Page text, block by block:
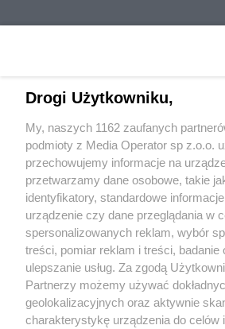
Wydawca mediówlokalnych
Nie zapomnij
zapoznać się z:
polityką prywatności regulamin
Twojemiasto
Piekary Śląskie
Chorzów
Tarnowskie Góry
Kontakt
Drogi Użytkowniku,
My, naszych 1162 zaufanych
podmioty z Media Operator sp z.o.o.
przechowujemy informacje na
przetwarzamy dane osobowe, takie
identyfikatory, standardowe
urządzenie czy dane przeglądania w
spersonalizowanych reklam, wybór
treści, pomiar reklam i treści, badanie
ulepszanie usług. Za zgodą
Partnerzy możemy używać
geolokalizacyjnych oraz aktywnie
charakterystykę urządzenia do celów